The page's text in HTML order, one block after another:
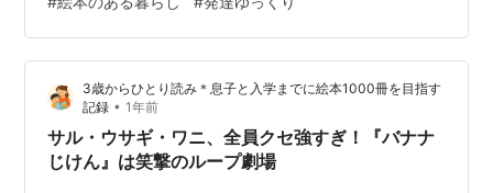
思います。 「こんなこともあるんだ～」と読んでいただ
けたら幸いです。 突然ですが、お子さんひらがな読めま
すか？ 毎日頑張っているのに、なかなか習得できない…
末っ子6歳、夏休みをすぎても読めません。 小1になって
も、 ひらがながスラスラ…
3歳からひとり読み＊息子と入学までに絵本1000冊を目指す
記録 • 1年前
サル・ウサギ・ワニ、全員クセ強すぎ！『バナナ
じけん』は笑撃のループ劇場